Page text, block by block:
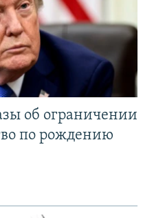
об ограничении
по рождению